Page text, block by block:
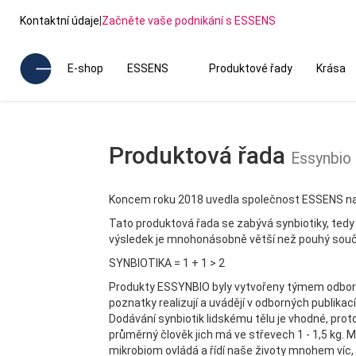
Kontaktní údaje|Začněte vaše podnikání s ESSENS
E-shop ESSENS Produktové řady Krása
Produktová řada Essynbio
Koncem roku 2018 uvedla společnost ESSENS
Tato produktová řada se zabývá synbiotiky,
výsledek je mnohonásobně větší než pouhý
SYNBIOTIKA = 1 + 1 > 2
Produkty ESSYNBIO byly vytvořeny týmem
poznatky realizují a uvádějí v odborných
Dodávání synbiotik lidskému tělu je vhodné,
průměrný člověk jich má ve střevech 1 - 1,5 kg.
mikrobiom ovládá a řídí naše životy mnohem